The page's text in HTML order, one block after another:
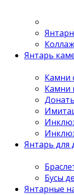
Янтарь
Камни
Камни
Янтарь для
Бусы
Янтарные